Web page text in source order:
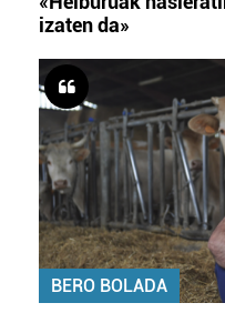
izaten da»
BERO BOLADA